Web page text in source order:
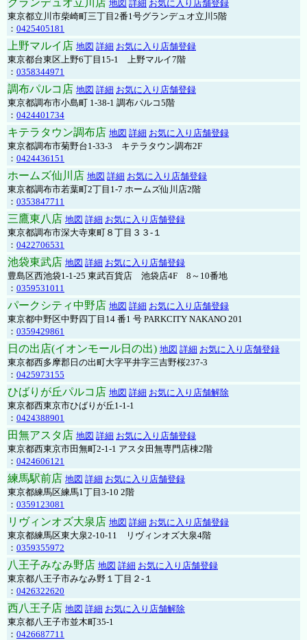
グランデュオ立川店 地図 詳細 お気に入り店舗登録
東京都立川市柴崎町三丁目2番1号グランデュオ立川5階
： 0425405181
上野マルイ店 地図 詳細 お気に入り店舗登録
東京都台東区上野6丁目15-1 上野マルイ7階
： 0358344971
調布パルコ店 地図 詳細 お気に入り店舗登録
東京都調布市小島町 1-38-1 調布パルコ5階
： 0424401734
キテラタウン調布店 地図 詳細 お気に入り店舗登録
東京都調布市菊野台1-33-3 キテラタウン調布2F
： 0424436151
ホームズ仙川店 地図 詳細 お気に入り店舗登録
東京都調布市若葉町2丁目1-7 ホームズ仙川店2階
： 0353847711
三鷹東八店 地図 詳細 お気に入り店舗登録
東京都調布市深大寺東町８丁目３３-１
： 0422706531
池袋東武店 地図 詳細 お気に入り店舗登録
豊島区西池袋1-1-25 東武百貨店 池袋店4F 8～10番地
： 0359531011
パークシティ中野店 地図 詳細 お気に入り店舗登録
東京都中野区中野四丁目14 番1 号 PARKCITY NAKANO 201
： 0359429861
日の出店(イオンモール日の出) 地図 詳細 お気に入り店舗登録
東京都西多摩郡日の出町大字平井字三吉野桜237-3
： 0425973155
ひばりが丘パルコ店 地図 詳細 お気に入り店舗解除
東京都西東京市ひばりが丘1-1-1
： 0424388901
田無アスタ店 地図 詳細 お気に入り店舗登録
東京都西東京市田無町2-1-1 アスタ田無専門店棟2階
： 0424606121
練馬駅前店 地図 詳細 お気に入り店舗登録
東京都練馬区練馬1丁目3-10 2階
： 0359123081
リヴィンオズ大泉店 地図 詳細 お気に入り店舗登録
東京都練馬区東大泉2-10-11 リヴィンオズ大泉4階
： 0359355972
八王子みなみ野店 地図 詳細 お気に入り店舗登録
東京都八王子市みなみ野１丁目２-１
： 0426322620
西八王子店 地図 詳細 お気に入り店舗解除
東京都八王子市並木町35-1
： 0426687711